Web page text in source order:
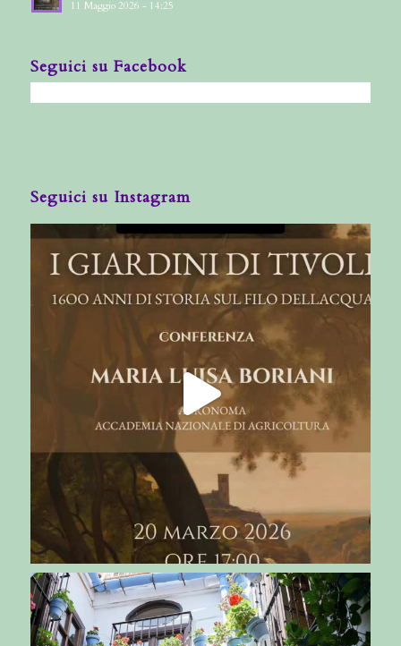
11 Maggio 2026 - 14:25
Seguici su Facebook
Seguici su Instagram